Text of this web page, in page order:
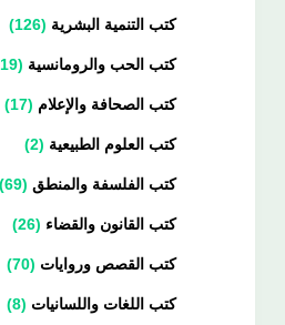
كتب التنمية البشرية 126
كتب الحب والرومانسية 19
كتب الصحافة والإعلام 17
كتب العلوم الطبيعية 2
كتب الفلسفة والمنطق 69
كتب القانون والقضاء 26
كتب القصص وروايات 70
كتب اللغات واللسانيات 8